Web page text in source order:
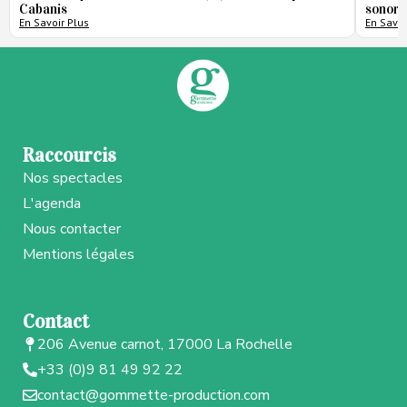
Cabanis
En Savoir Plus En
Raccourcis
Nos spectacles
L'agenda
Nous contacter
Mentions légales
Contact
206 Avenue carnot, 17000 La Rochelle
+33 (0)9 81 49 92 22
contact@gommette-production.com